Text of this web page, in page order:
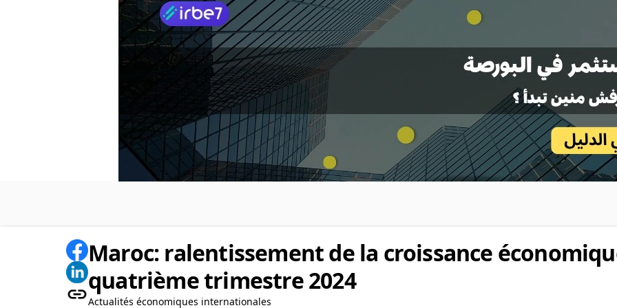
Maroc: ralentissement de la croissance
quatrième trimestre 2024
Actualités économiques internationales